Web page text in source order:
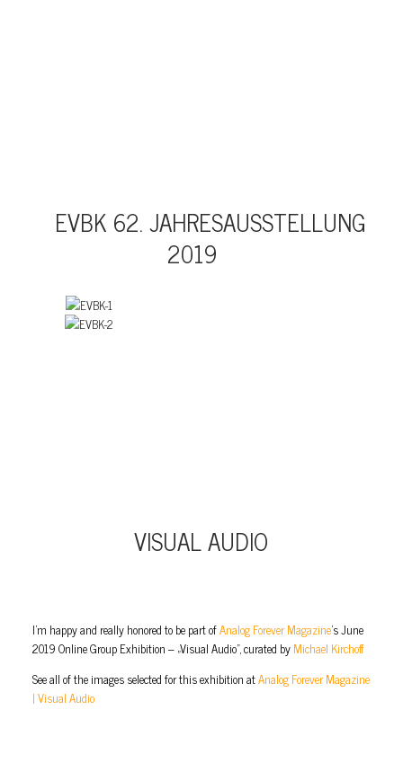
EVBK 62. JAHRESAUSSTELLUNG
2019
VISUAL AUDIO
I’m happy and really honored to be part ofAnalog Forever Magazine’s June
2019 Online Group Exhibition – „Visual Audio”, curated byMichael Kirchoff
See all of the images selected for this exhibition atAnalog Forever Magazine
| Visual Audio